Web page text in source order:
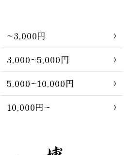
~3,000円
3,000~5,000円
5,000~10,000円
10,000円~